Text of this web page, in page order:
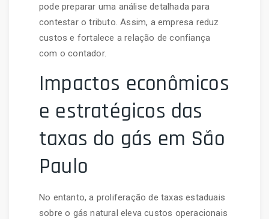
pode preparar uma análise detalhada para
contestar o tributo. Assim, a empresa reduz
custos e fortalece a relação de confiança
com o contador.
Impactos econômicos
e estratégicos das
taxas do gás em São
Paulo
No entanto, a proliferação de taxas estaduais
sobre o gás natural eleva custos operacionais